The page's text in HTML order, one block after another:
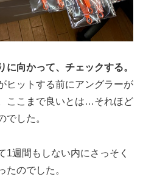
向かって、チェックする。
ヒットする前にアングラーが
ここまで良いとは…それほど
でした。
1週間もしない内にさっそく
たのでした。